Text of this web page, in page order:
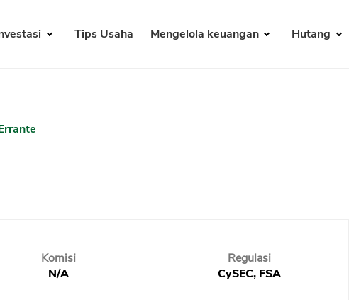
Tips Usaha Mengelola keuangan Hutang
Komisi
N/A
Regulasi
CySEC, FSA